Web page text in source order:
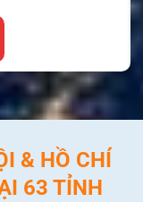
& HỒ CHÍ
63 TỈNH